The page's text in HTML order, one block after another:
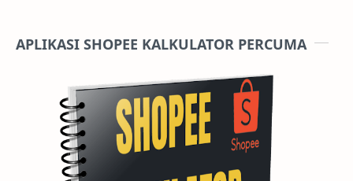
APLIKASI SHOPEE KALKULATOR PERCUMA